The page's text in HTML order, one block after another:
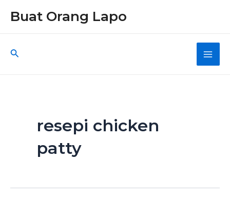
Buat Orang Lapo
Search
Main
resepi chicken
patty